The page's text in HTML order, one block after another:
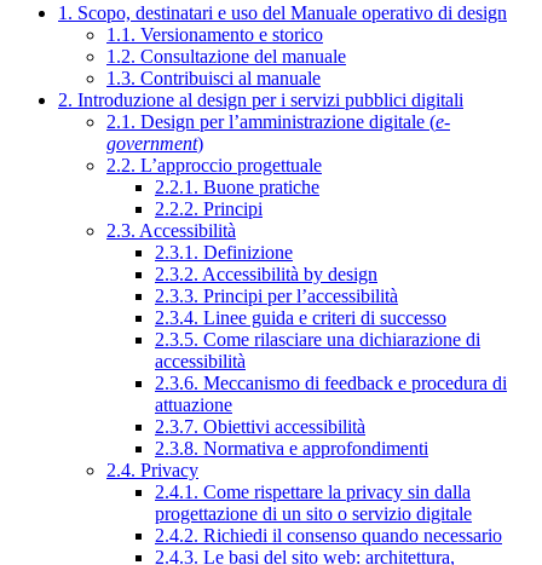
1. Scopo, destinatari e uso del Manuale operativo di design
1.1. Versionamento e storico
1.2. Consultazione del manuale
1.3. Contribuisci al manuale
2. Introduzione al design per i servizi pubblici digitali
2.1. Design per l’amministrazione digitale (e-
government)
2.2. L’approccio progettuale
2.2.1. Buone pratiche
2.2.2. Principi
2.3. Accessibilità
2.3.1. Definizione
2.3.2. Accessibilità by design
2.3.3. Principi per l’accessibilità
2.3.4. Linee guida e criteri di successo
2.3.5. Come rilasciare una dichiarazione di
accessibilità
2.3.6. Meccanismo di feedback e procedura di
attuazione
2.3.7. Obiettivi accessibilità
2.3.8. Normativa e approfondimenti
2.4. Privacy
2.4.1. Come rispettare la privacy sin dalla
progettazione di un sito o servizio digitale
2.4.2. Richiedi il consenso quando necessario
2.4.3. Le basi del sito web: architettura,